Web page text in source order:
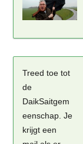
Treed toe tot
de
DaikSaitgem
eenschap. Je
krijgt een